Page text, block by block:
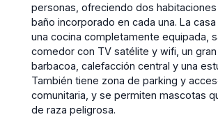
personas, ofreciendo dos
baño incorporado en cada una. La
una cocina completamente equipada,
comedor con TV satélite y wifi, un
barbacoa, calefacción central y una
También tiene zona de parking y
comunitaria, y se permiten mascotas
de raza peligrosa.